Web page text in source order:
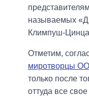
называемых
Климпуш-
Отметим,
миротворцы
только после
оттуда все